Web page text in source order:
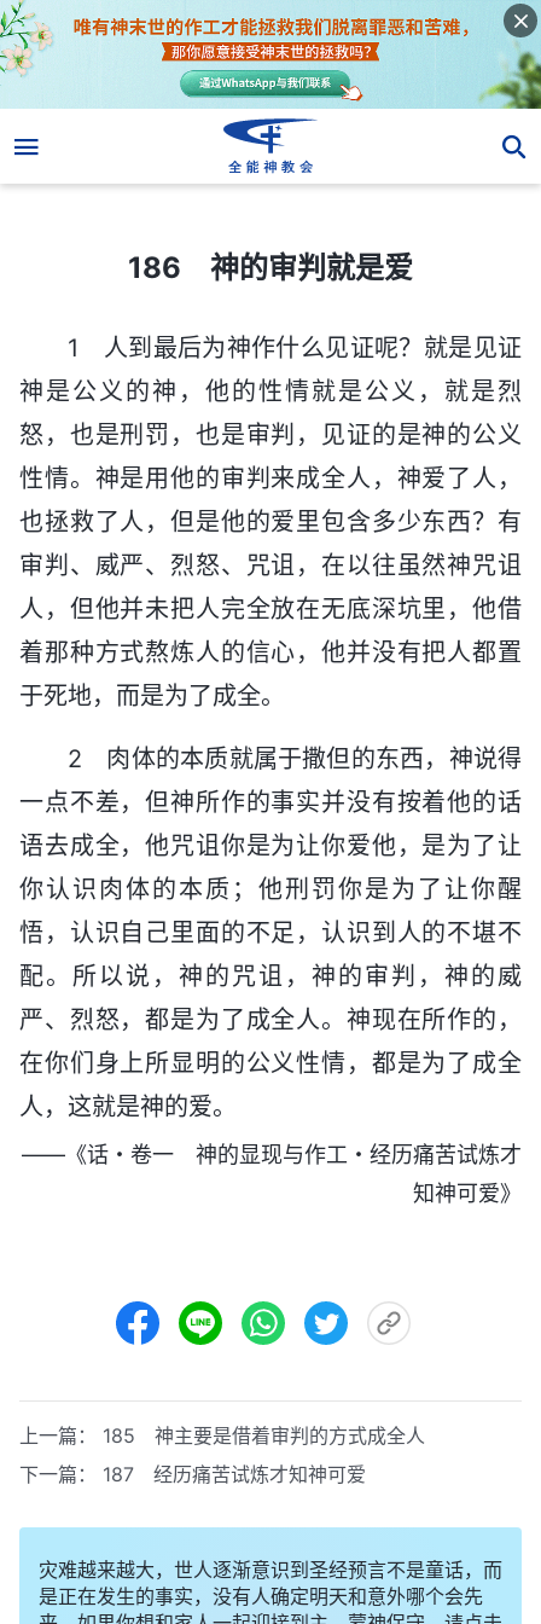
186 神的审判就是爱
1 人到最后为神作什么见证呢？就是见证
神是公义的神，他的性情就是公义，就是烈
怒，也是刑罚，也是审判，见证的是神的公义
性情。神是用他的审判来成全人，神爱了人，
也拯救了人，但是他的爱里包含多少东西？有
审判、威严、烈怒、咒诅，在以往虽然神咒诅
人，但他并未把人完全放在无底深坑里，他借
着那种方式熬炼人的信心，他并没有把人都置
于死地，而是为了成全。
2 肉体的本质就属于撒但的东西，神说得
一点不差，但神所作的事实并没有按着他的话
语去成全，他咒诅你是为让你爱他，是为了让
你认识肉体的本质；他刑罚你是为了让你醒
悟，认识自己里面的不足，认识到人的不堪不
配。所以说，神的咒诅，神的审判，神的威
严、烈怒，都是为了成全人。神现在所作的，
在你们身上所显明的公义性情，都是为了成全
人，这就是神的爱。
——《话・卷一 神的显现与作工・经历痛苦试炼才
知神可爱》
上一篇： 185 神主要是借着审判的方式成全人
下一篇： 187 经历痛苦试炼才知神可爱
灾难越来越大，世人逐渐意识到圣经预言不是童话，而
是正在发生的事实，没有人确定明天和意外哪个会先